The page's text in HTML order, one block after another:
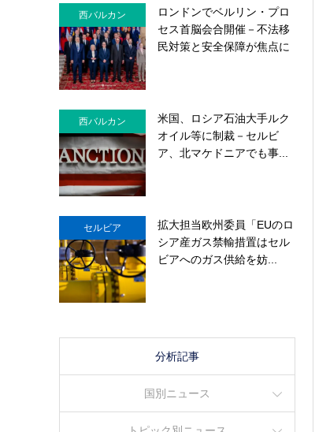
西バルカン
ロンドンでベルリン・プロ
セス首脳会合開催－不法移
民対策と安全保障が焦点に
西バルカン
米国、ロシア石油大手ルク
オイル等に制裁－セルビ
ア、北マケドニアでも事...
セルビア
拡大担当欧州委員「EUのロ
シア産ガス禁輸措置はセル
ビアへのガス供給を妨...
分析記事
国別ニュース